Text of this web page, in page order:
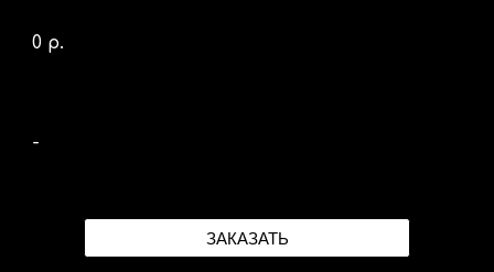
0 р.
-
ЗАКАЗАТЬ